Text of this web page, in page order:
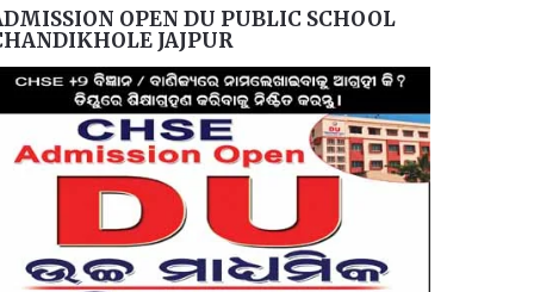
OPEN DU PUBLIC SCHOOL
JAJPUR